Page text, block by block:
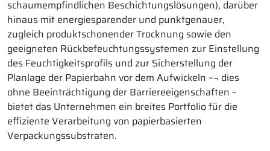
schaumempfindlichen Beschichtungslösungen), darüber
hinaus mit energiesparender und punktgenauer,
zugleich produktschonender Trocknung sowie den
geeigneten Rückbefeuchtungssystemen zur Einstellung
des Feuchtigkeitsprofils und zur Sicherstellung der
Planlage der Papierbahn vor dem Aufwickeln –¬ dies
ohne Beeinträchtigung der Barriereeigenschaften –
bietet das Unternehmen ein breites Portfolio für die
effiziente Verarbeitung von papierbasierten
Verpackungssubstraten.